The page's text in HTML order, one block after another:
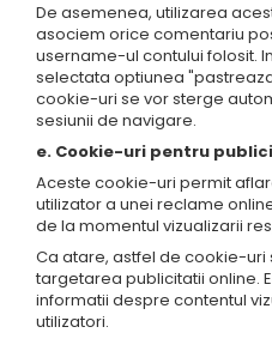
De asemenea, utilizarea
asociem orice comentariu
username-ul contului folosit.
selectata optiunea
cookie-uri se vor sterge
sesiunii de navigare.
e. Cookie-uri pentru
Aceste cookie-uri permit
utilizator a unei reclame
de la momentul vizualizarii
Ca atare, astfel de cookie-uri
targetarea publicitatii online.
informatii despre contentul
utilizatori.